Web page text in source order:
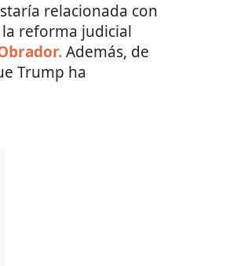
relacionada con
reforma judicial
Además, de
Trump ha